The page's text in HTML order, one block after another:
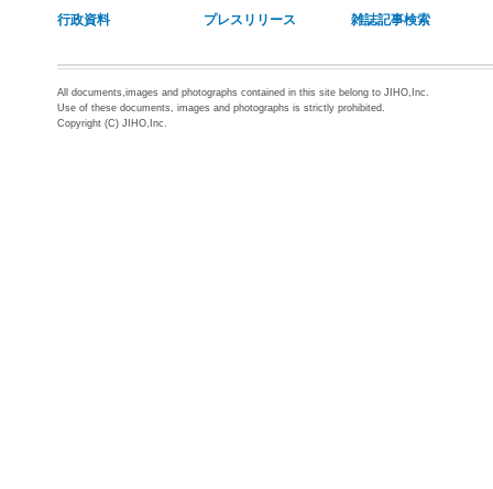
行政資料 プレスリリース 雑誌記事検索
All documents,images and photographs contained in this site belong to JIHO,Inc.
Use of these documents, images and photographs is strictly prohibited.
Copyright (C) JIHO,Inc.